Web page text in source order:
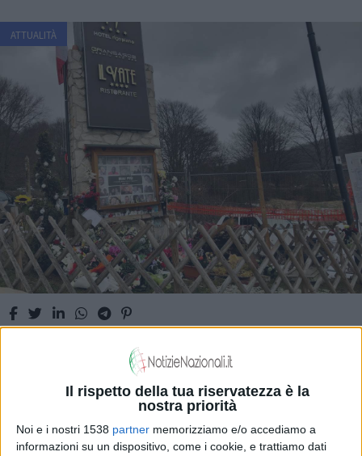
Il rispetto della tua riservatezza è la
nostra priorità
Noi e i nostri 1538 partner memorizziamo e/o accediamo a
informazioni su un dispositivo, come i cookie, e trattiamo dati
ATTUALITÀ
Ieri le commemorazioni delle vittime di
Rigopiano